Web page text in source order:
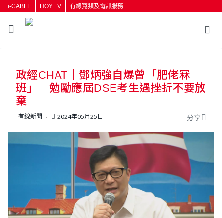
i-CABLE HOY TV 有線寬頻及電訊服務
按輸入鍵開始搜尋
政經CHAT｜鄧炳強自爆曾「肥佬冧
班」 勉勵應屆DSE考生遇挫折不要放
棄
有線新聞 2024年05月25日 分享